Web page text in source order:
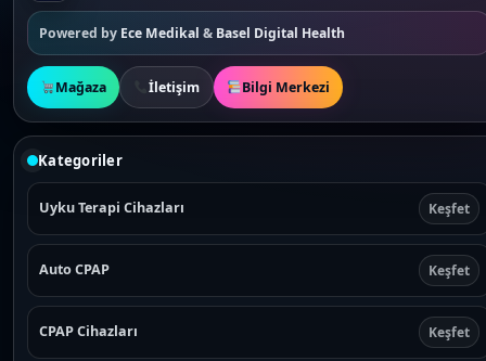
Powered by Ece Medikal & Basel Digital Health
Mağaza İletişim Bilgi Merkezi
Kategoriler
Uyku Terapi Cihazları Keşfet
Auto CPAP Keşfet
CPAP Cihazları Keşfet